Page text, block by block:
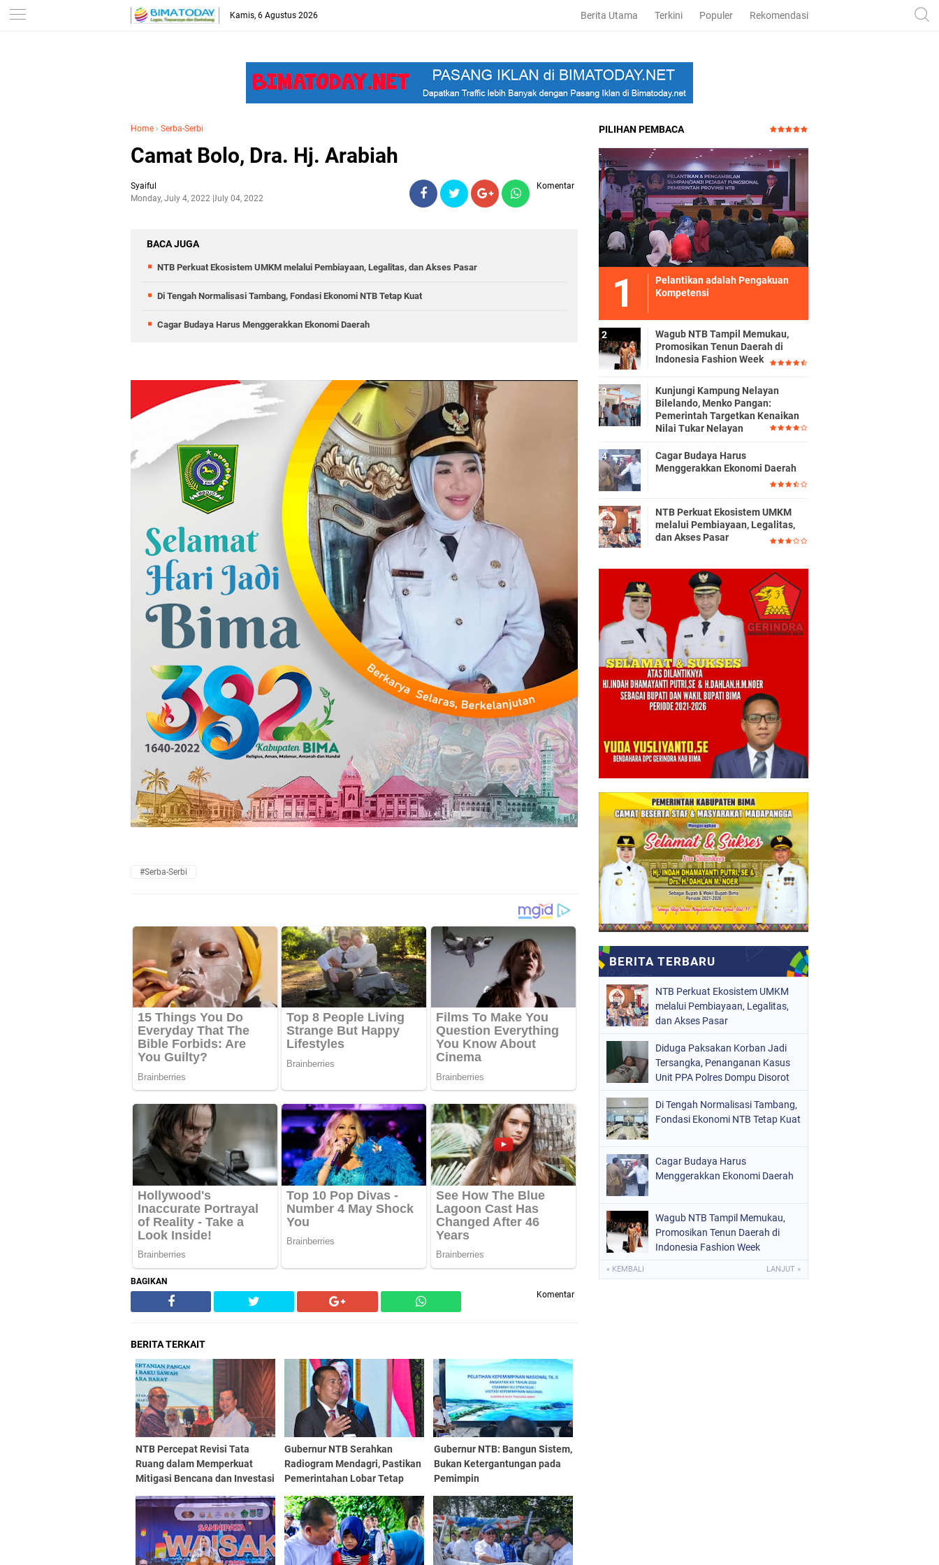
-->
Kamis, 6 Agustus 2026 Berita Utama Terkini Populer Rekomendasi
Home › Serba-Serbi
Camat Bolo, Dra. Hj. Arabiah
Syaiful
Monday, July 4, 2022 July 04, 2022
Komentar
BACA JUGA
NTB Perkuat Ekosistem UMKM melalui Pembiayaan, Legalitas, dan Akses Pasar
Di Tengah Normalisasi Tambang, Fondasi Ekonomi NTB Tetap Kuat
Cagar Budaya Harus Menggerakkan Ekonomi Daerah
#Serba-Serbi
BAGIKAN
Komentar
BERITA TERKAIT
NTB Percepat Revisi Tata
Ruang dalam Memperkuat
Mitigasi Bencana dan Investasi
Gubernur NTB Serahkan
Radiogram Mendagri, Pastikan
Pemerintahan Lobar Tetap
Gubernur NTB: Bangun Sistem,
Bukan Ketergantungan pada
Pemimpin
PILIHAN PEMBACA
Pelantikan adalah Pengakuan
Kompetensi
Wagub NTB Tampil Memukau,
Promosikan Tenun Daerah di
Indonesia Fashion Week
Kunjungi Kampung Nelayan
Bilelando, Menko Pangan:
Pemerintah Targetkan Kenaikan
Nilai Tukar Nelayan
Cagar Budaya Harus
Menggerakkan Ekonomi Daerah
NTB Perkuat Ekosistem UMKM
melalui Pembiayaan, Legalitas,
dan Akses Pasar
NTB Perkuat Ekosistem UMKM
melalui Pembiayaan, Legalitas,
dan Akses Pasar
Diduga Paksakan Korban Jadi
Tersangka, Penanganan Kasus
Unit PPA Polres Dompu Disorot
Di Tengah Normalisasi Tambang,
Fondasi Ekonomi NTB Tetap Kuat
Cagar Budaya Harus
Menggerakkan Ekonomi Daerah
Wagub NTB Tampil Memukau,
Promosikan Tenun Daerah di
Indonesia Fashion Week
« KEMBALI LANJUT »